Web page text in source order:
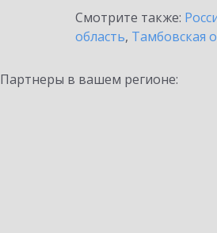
Смотрите также:
область, Тамбовская
Партнеры в вашем регионе: